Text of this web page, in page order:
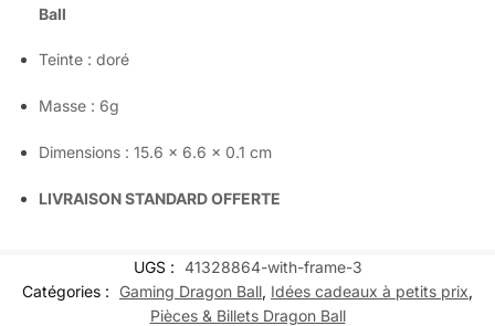
Ball
Teinte : doré
Masse : 6g
Dimensions : 15.6 x 6.6 x 0.1 cm
LIVRAISON STANDARD OFFERTE
UGS : 41328864-with-frame-3
Catégories :
Gaming Dragon Ball, Idées cadeaux à petits prix,
Pièces & Billets Dragon Ball